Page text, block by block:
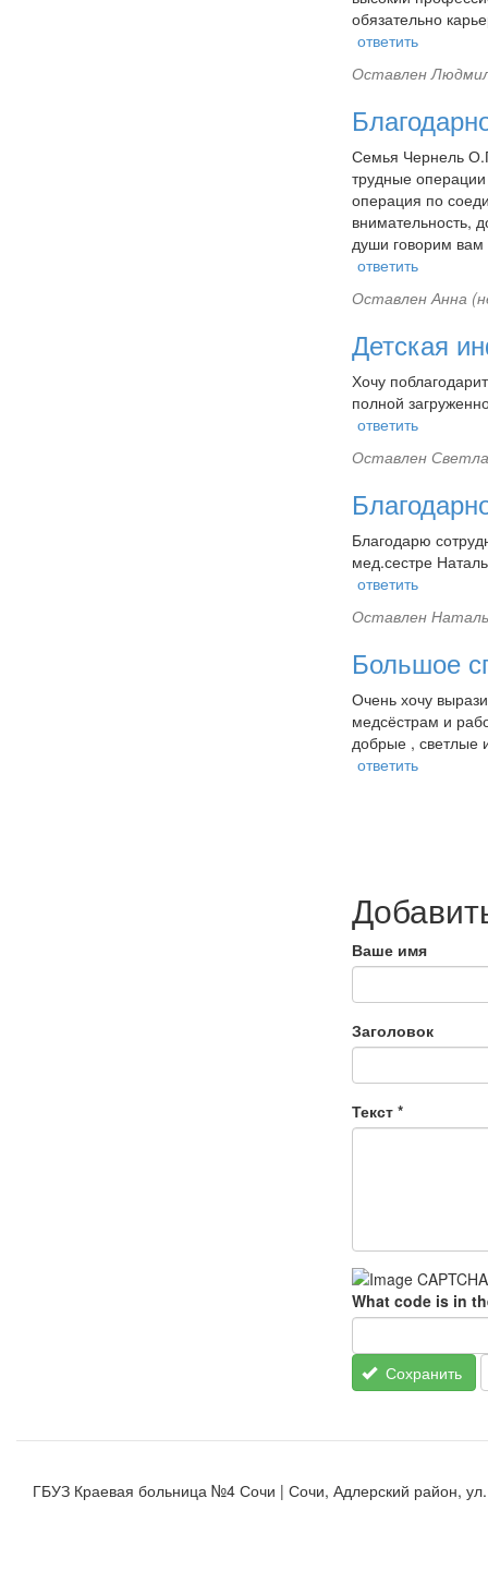
обязательно
ответить
Оставлен
Семья Чернель
трудные
операция по
внимательность,
души говорим
ответить
ОставленАнна
Детская
Хочу
полной
ответить
Оставлен
Благодарю
мед.сестре
ответить
Оставлен
Большое
Очень хочу
медсёстрам и
добрые , светлые
ответить
Ваше имя
Заголовок
Текст *
What code is in
Сохранить
ГБУЗ Краевая больница №4 Сочи | Сочи, Адлерский район,